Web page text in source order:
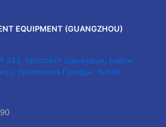
EQUIPMENT (GUANGZHOU)
333, проспект Цзюхуаши, район
провинция Гуандун, Китай.